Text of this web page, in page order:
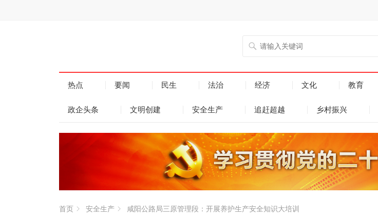
热点 要闻 民生 法治 经济 文化 教育
政企头条 文明创建 安全生产 追赶超越 乡村振兴
首页 安全生产 咸阳公路局三原管理段：开展养护生产安全知识大培训